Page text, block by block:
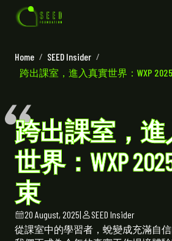
Home / SEED Insider /
跨出課室，進入真實世界：WXP
跨出課室，
世界：WXP
束
20 August, 2025| SEED Insider
從課室中的學習者，蛻變成充滿自